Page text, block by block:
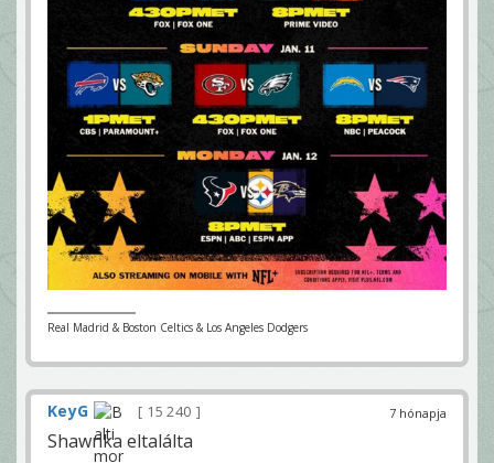
Real Madrid & Boston Celtics & Los Angeles Dodgers
7 hónapja
KeyG 15 240
Shawnka eltalálta